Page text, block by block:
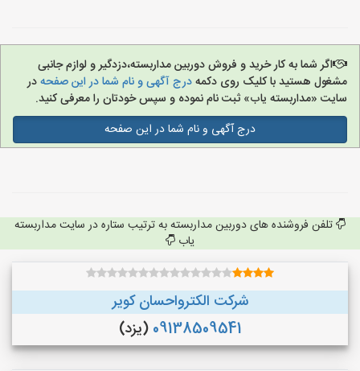
اگر شما به کار خرید و فروش دوربین مداربسته،دزدگیر و لوازم جانبی
مشغول هستید با کلیک روی دکمهدرج آگهی و نام شما در این صفحهدر
سایت «مداربسته یاب» ثبت نام نموده و سپس خودتان را معرفی کنید.
درج آگهی و نام شما در این صفحه
تلفن فروشنده های دوربین مداربسته به ترتیب ستاره در سایت مداربسته
یاب
شرکت الکترواحسان کویر
09138509541 (یزد)